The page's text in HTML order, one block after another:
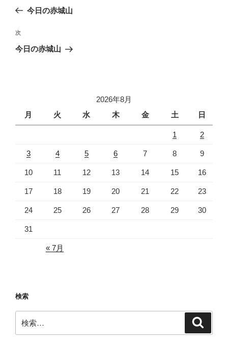
ビ
ゲ
の
稿
今日の赤城山
次
の
次
今日の赤城山
2026年8月
月
火 水 木 金 土 日
1 2
3 4 5 6 7 8 9
10 11 12 13 14 15 16
17 18 19 20 21 22 23
24 25 26 27 28 29 30
31
« 7月
検索
索: